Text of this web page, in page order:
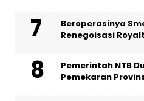
Beroperasinya
Renegoisasi
Pemerintah NTB
Pemekaran